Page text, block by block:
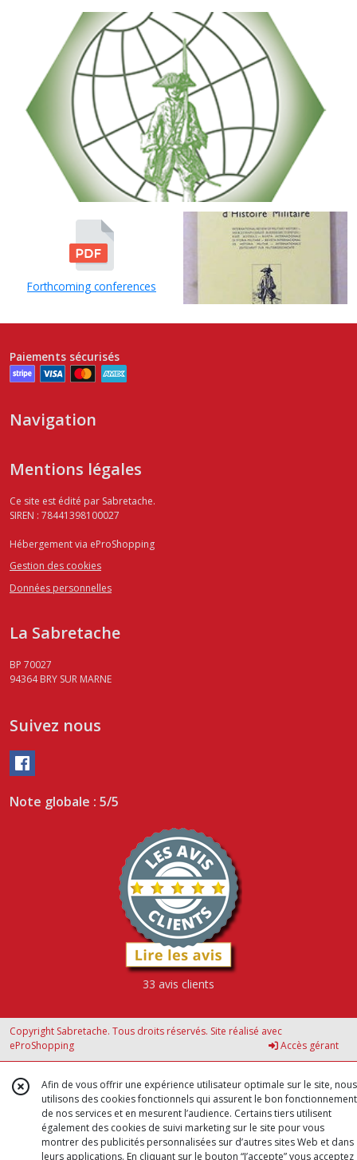
Forthcoming conferences
Paiements sécurisés
Navigation
Mentions légales
Ce site est édité par Sabretache.
SIREN : 78441398100027
Hébergement via eProShopping
Gestion des cookies
Données personnelles
La Sabretache
BP 70027
94364 BRY SUR MARNE
Suivez nous
Note globale : 5/5
33 avis clients
Copyright Sabretache. Tous droits réservés. Site réalisé avec
eProShopping
Accès gérant
Afin de vous offrir une expérience utilisateur optimale sur le site, nous
utilisons des cookies fonctionnels qui assurent le bon fonctionnement
de nos services et en mesurent l’audience. Certains tiers utilisent
également des cookies de suivi marketing sur le site pour vous
montrer des publicités personnalisées sur d’autres sites Web et dans
leurs applications. En cliquant sur le bouton “J’accepte” vous acceptez